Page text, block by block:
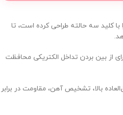
با کلید سه حالته طراحی کرده است، تا
از بین بردن تداخل الکتریکی محافظت
بالا، تشخیص آهن، مقاومت در برابر